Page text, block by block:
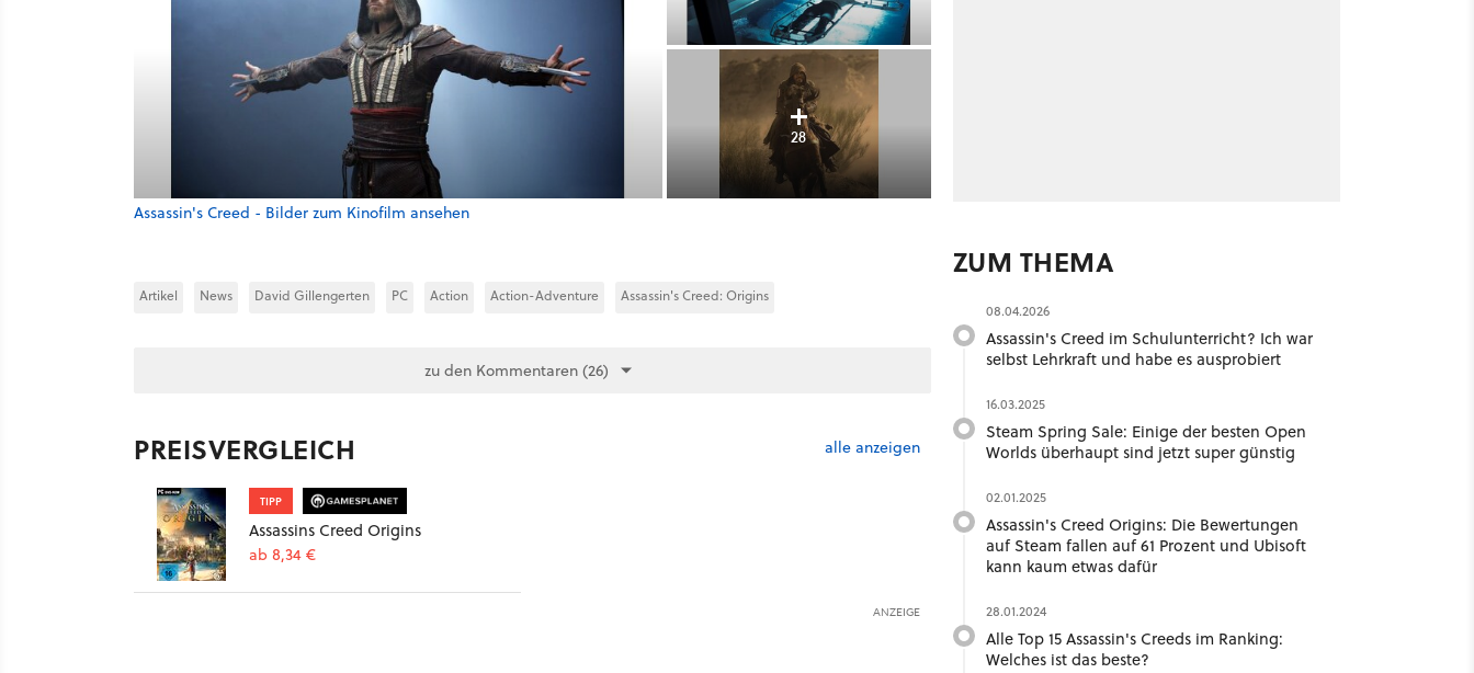
28
Assassin's Creed - Bilder zum Kinofilm ansehen
Artikel News David Gillengerten PC Action Action-Adventure Assassin's Creed: Origins
zu den Kommentaren (26)
PREISVERGLEICH alle anzeigen
TIPP
Assassins Creed Origins
ab 8,34 €
ANZEIGE
ZUM THEMA
08.04.2026
Assassin's Creed im Schulunterricht? Ich war
selbst Lehrkraft und habe es ausprobiert
16.03.2025
Steam Spring Sale: Einige der besten Open
Worlds überhaupt sind jetzt super günstig
02.01.2025
Assassin's Creed Origins: Die Bewertungen
auf Steam fallen auf 61 Prozent und Ubisoft
kann kaum etwas dafür
28.01.2024
Alle Top 15 Assassin's Creeds im Ranking:
Welches ist das beste?